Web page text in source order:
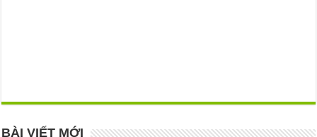
BÀI VIẾT MỚI